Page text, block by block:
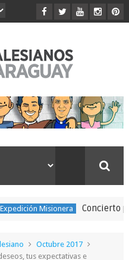
Misionera Concierto por
Octubre 2017
tus expectativas e